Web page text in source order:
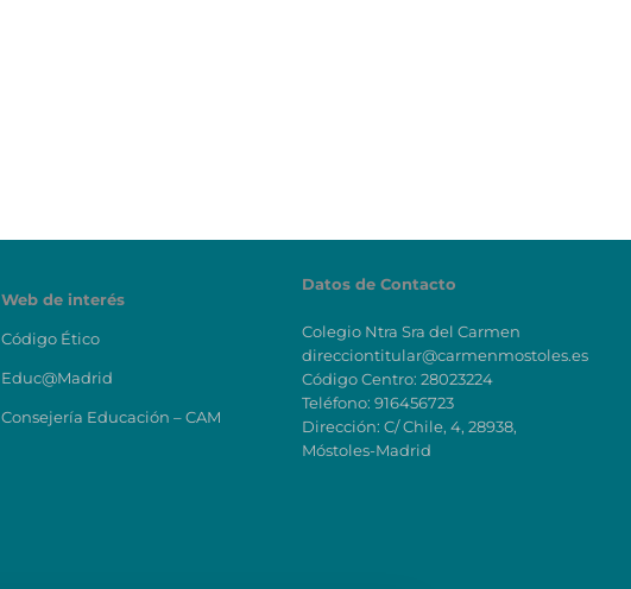
Web de interés
Código Ético
Educ@Madrid
Consejería Educación – CAM
Datos de Contacto
Colegio Ntra Sra del Carmen
direcciontitular@carmenmostoles.es
Código Centro: 28023224
Teléfono: 916456723
Dirección: C/ Chile, 4, 28938,
Móstoles-Madrid